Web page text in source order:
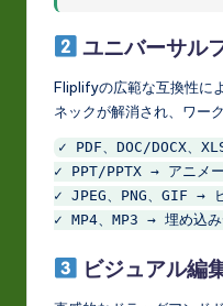
ユニバーサル
Fliplifyの広範な互換性に
ネックが解消され、ワー
✓ PDF、DOC/DOCX、
✓ PPT/PPTX → アニメー
✓ JPEG、PNG、GIF →
ビジュアル編